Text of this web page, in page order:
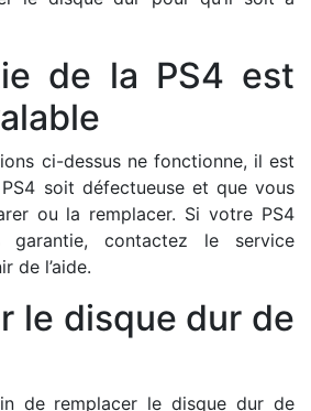
de la PS4 est
ci-dessus ne fonctionne, il est
soit défectueuse et que vous
ou la remplacer. Si votre PS4
garantie, contactez le service
de l’aide.
le disque dur de
de remplacer le disque dur de